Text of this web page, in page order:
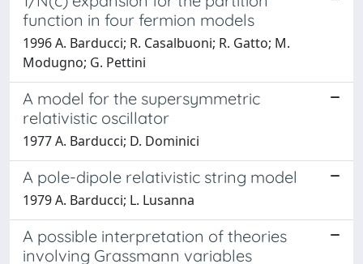
function in four fermion models
1996 A. Barducci; R. Casalbuoni; R. Gatto; M.
Modugno; G. Pettini
A model for the supersymmetric
relativistic oscillator
1977 A. Barducci; D. Dominici
A pole-dipole relativistic string model
1979 A. Barducci; L. Lusanna
A possible interpretation of theories
involving Grassmann variables